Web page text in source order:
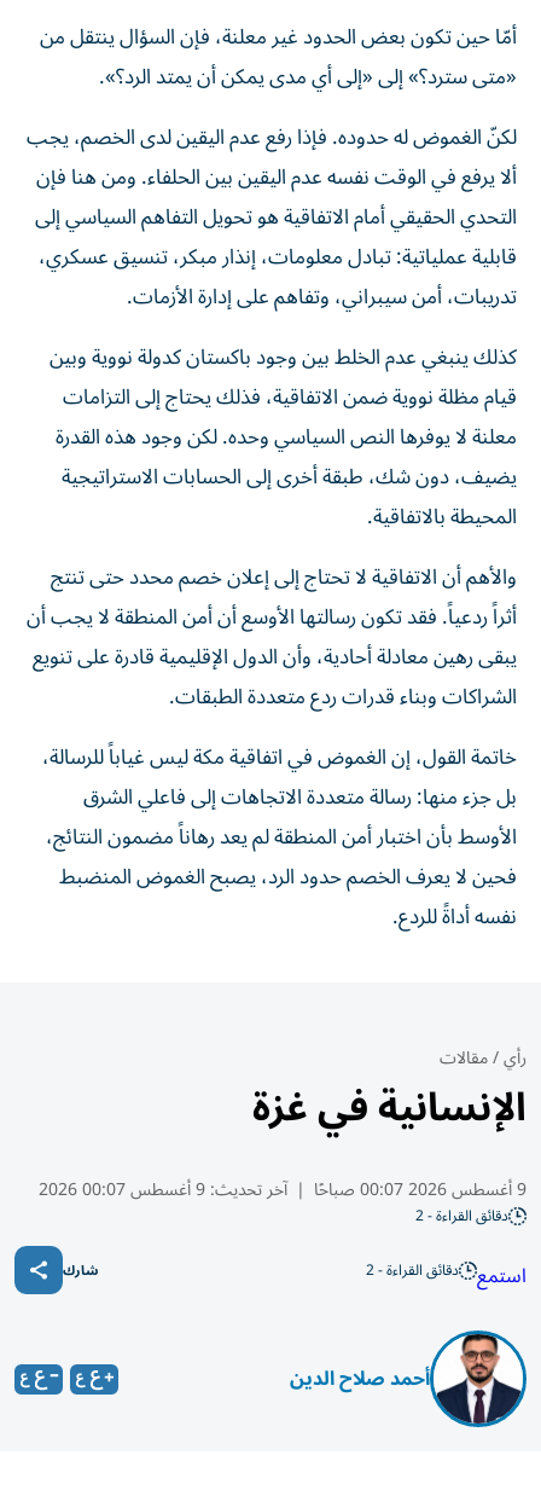
أمّا حين تكون بعض الحدود غير معلنة، فإن السؤال ينتقل من
«متى سترد؟» إلى «إلى أي مدى يمكن أن يمتد الرد؟».
لكنّ الغموض له حدوده. فإذا رفع عدم اليقين لدى الخصم، يجب
ألا يرفع في الوقت نفسه عدم اليقين بين الحلفاء. ومن هنا فإن
التحدي الحقيقي أمام الاتفاقية هو تحويل التفاهم السياسي إلى
قابلية عملياتية: تبادل معلومات، إنذار مبكر، تنسيق عسكري،
تدريبات، أمن سيبراني، وتفاهم على إدارة الأزمات.
كذلك ينبغي عدم الخلط بين وجود باكستان كدولة نووية وبين
قيام مظلة نووية ضمن الاتفاقية، فذلك يحتاج إلى التزامات
معلنة لا يوفرها النص السياسي وحده. لكن وجود هذه القدرة
يضيف، دون شك، طبقة أخرى إلى الحسابات الاستراتيجية
المحيطة بالاتفاقية.
والأهم أن الاتفاقية لا تحتاج إلى إعلان خصم محدد حتى تنتج
أثراً ردعياً. فقد تكون رسالتها الأوسع أن أمن المنطقة لا يجب أن
يبقى رهين معادلة أحادية، وأن الدول الإقليمية قادرة على تنويع
الشراكات وبناء قدرات ردع متعددة الطبقات.
خاتمة القول، إن الغموض في اتفاقية مكة ليس غياباً للرسالة،
بل جزء منها: رسالة متعددة الاتجاهات إلى فاعلي الشرق
الأوسط بأن اختبار أمن المنطقة لم يعد رهاناً مضمون النتائج،
فحين لا يعرف الخصم حدود الرد، يصبح الغموض المنضبط
نفسه أداةً للردع.
رأي/مقالات
الإنسانية في غزة
9 أغسطس 2026 00:07 صباحًا | آخر تحديث:9 أغسطس 00:07 2026
دقائق القراءة - 2
استمع دقائق القراءة - 2 شارك
أحمد صلاح الدين